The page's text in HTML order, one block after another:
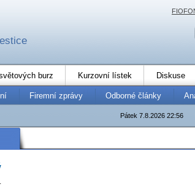
burz Kurzovní lístek Diskuse
Firemní zprávy Odborné články
Pátek 7.8.2026 22:56